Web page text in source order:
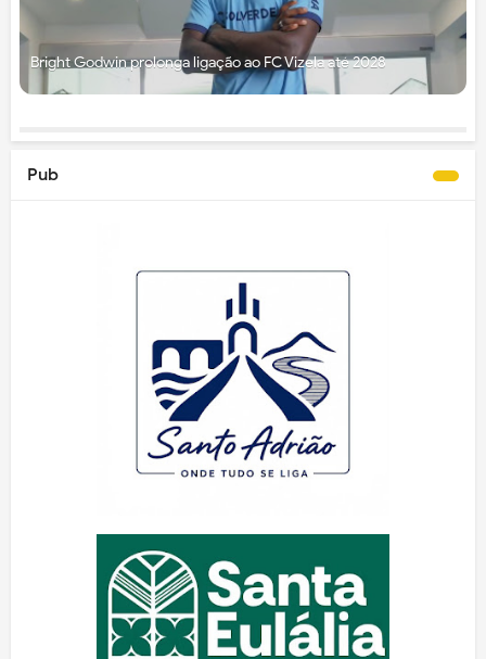
Bright Godwin prolonga ligação ao FC Vizela até 2028
Pub